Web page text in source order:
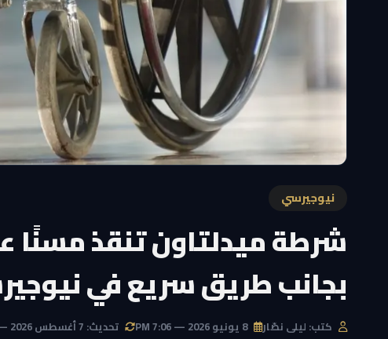
نيوجيرسي
شرطة ميدلتاون تنقذ مسنًا
بجانب طريق سريع في
كتب: ليلى نصّار 8 يونيو 2026 — 7:06 PM تحديث: 7 أغسطس 2026 — 7:56 AM